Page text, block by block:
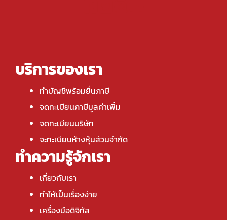
บริการของเรา
ทำบัญชีพร้อมยื่นภาษี
จดทะเบียนภาษีมูลค่าเพิ่ม
จดทะเบียนบริษัท
จะทะเบียนห้างหุ้นส่วนจำกัด
ทำความรู้จักเรา
เกี่ยวกับเรา
ทำให้เป็นเรื่องง่าย
เครื่องมือดิจิทัล